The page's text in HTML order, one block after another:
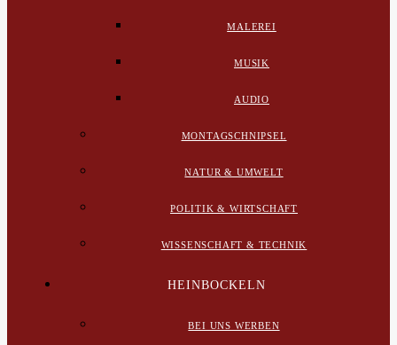
MALEREI
MUSIK
AUDIO
MONTAGSCHNIPSEL
NATUR & UMWELT
POLITIK & WIRTSCHAFT
WISSENSCHAFT & TECHNIK
HEINBOCKELN
BEI UNS WERBEN